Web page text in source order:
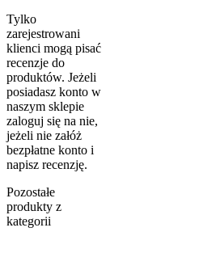
Tylko
zarejestrowani
klienci mogą pisać
recenzje do
produktów. Jeżeli
posiadasz konto w
naszym sklepie
zaloguj się na nie,
jeżeli nie załóż
bezpłatne konto i
napisz recenzję.
Pozostałe
produkty z
kategorii